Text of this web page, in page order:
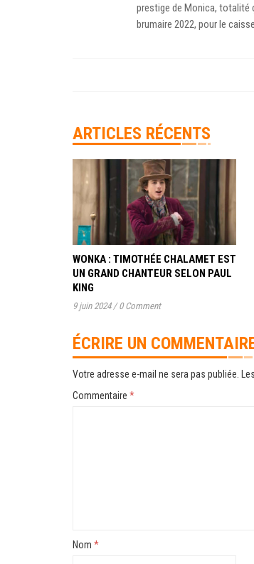
prestige de Monica, totalité
brumaire 2022, pour le
ARTICLES RÉCENTS
WONKA : TIMOTHÉE CHALAMET EST
UN GRAND CHANTEUR SELON PAUL
KING
9 juin 2024 / 0 Comment
ÉCRIRE UN
Votre adresse e-mail ne sera pas publiée.
Commentaire *
Nom *